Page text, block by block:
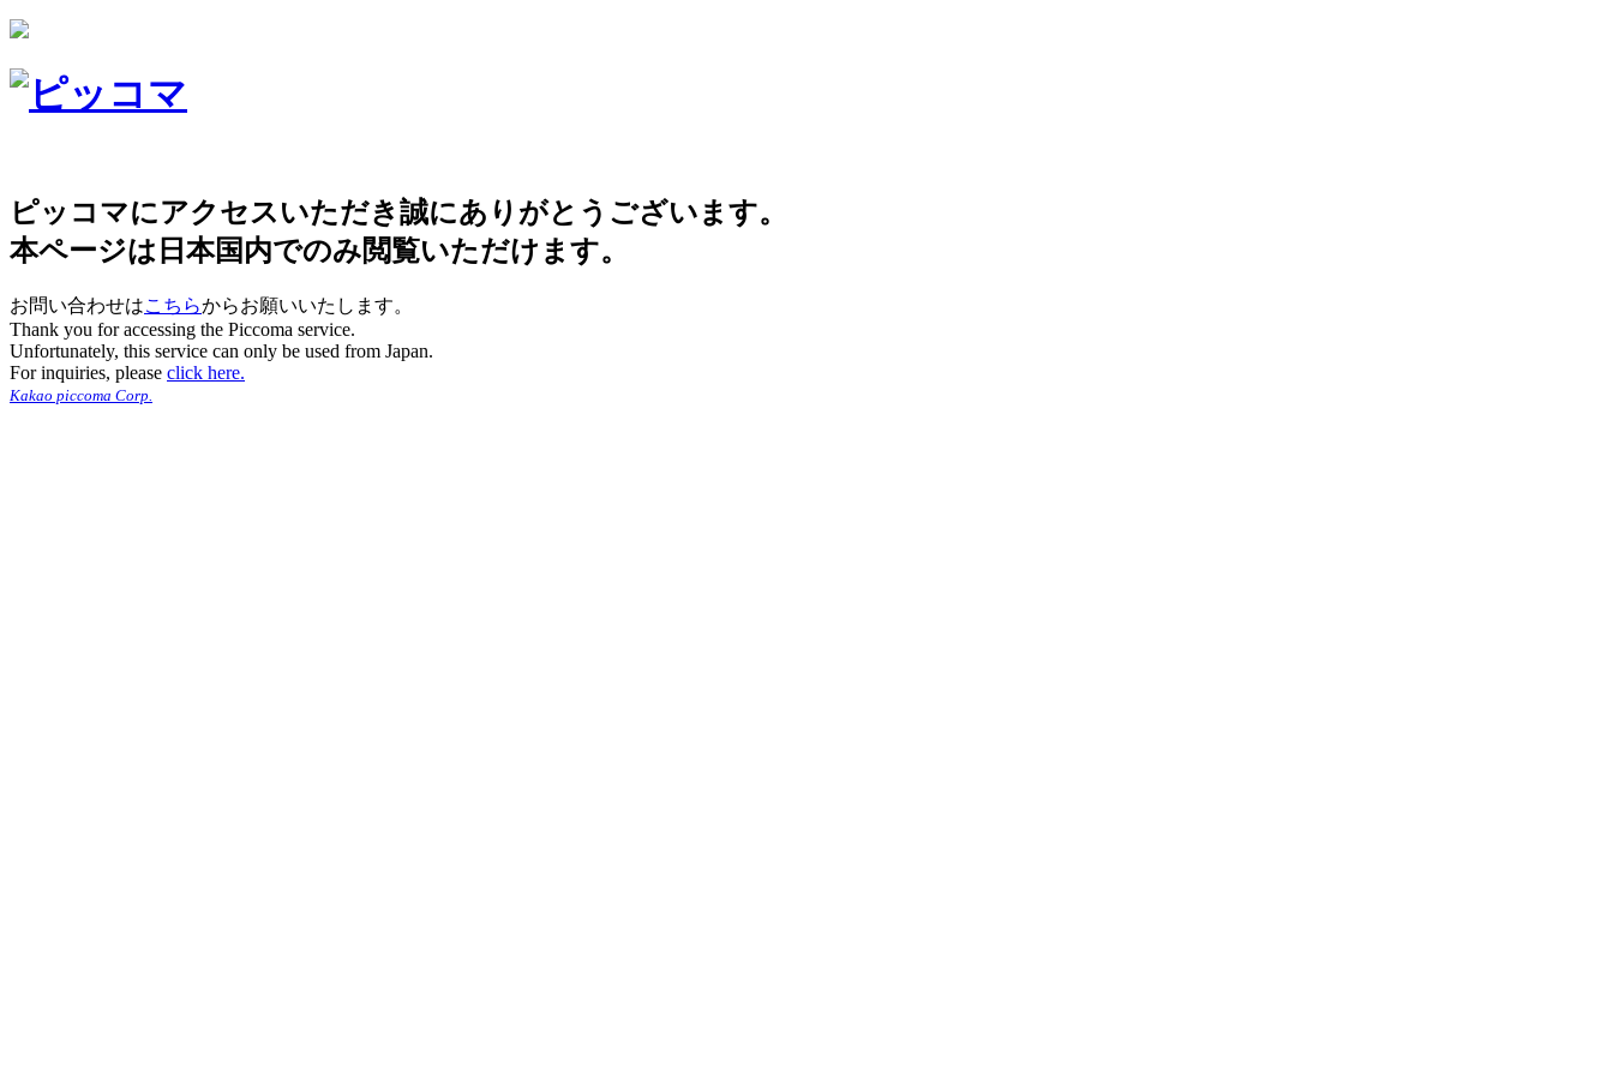
ピッコマにアクセスいただき誠にありがとうございます。
本ページは日本国内でのみ閲覧いただけます。
お問い合わせはこちらからお願いいたします。
Thank you for accessing the Piccoma service.
Unfortunately, this service can only be used from Japan.
For inquiries, please click here.
Kakao piccoma Corp.